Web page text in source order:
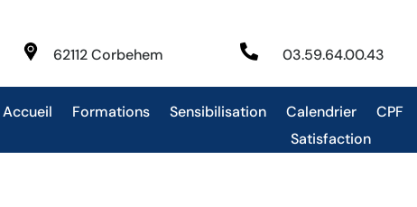
62112 Corbehem  03.59.64.00.43
Accueil Formations Sensibilisation Calendrier CPF
Satisfaction